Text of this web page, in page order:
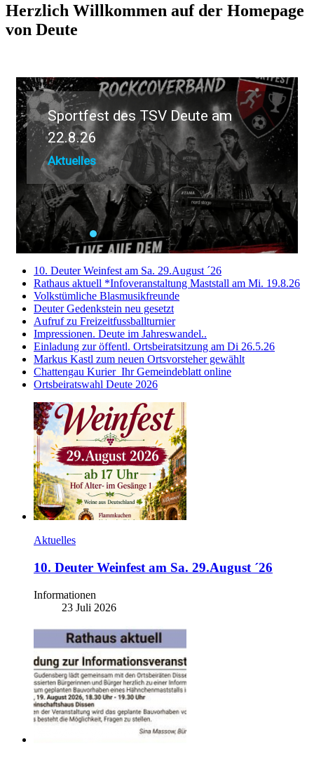
Herzlich Willkommen auf der Homepage
von Deute
Sportfest des TSV Deute am
22.8.26
Aktuelles
10. Deuter Weinfest am Sa. 29.August ´26
Rathaus aktuell *Infoveranstaltung Maststall am Mi. 19.8.26
Volkstümliche Blasmusikfreunde
Deuter Gedenkstein neu gesetzt
Aufruf zu Freizeitfussballturnier
Impressionen. Deute im Jahreswandel..
Einladung zur öffentl. Ortsbeiratsitzung am Di 26.5.26
Markus Kastl zum neuen Ortsvorsteher gewählt
Chattengau Kurier_Ihr Gemeindeblatt online
Ortsbeiratswahl Deute 2026
Aktuelles
10. Deuter Weinfest am Sa. 29.August ´26
Informationen
23 Juli 2026